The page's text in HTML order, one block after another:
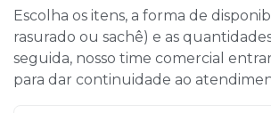
Escolha os itens, a forma de
rasurado ou sachê) e as
seguida, nosso time comercial
para dar continuidade ao